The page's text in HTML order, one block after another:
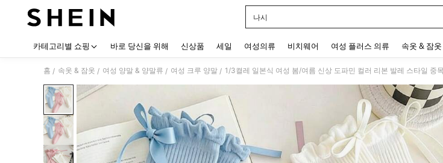
나시
카테고리별 쇼핑 바로 당신을 위해 신상품 세일 여성의류 비치웨어 여성 플러스 의류 속옷 & 잠옷
홈 / 속옷 & 잠옷 / 여성 양말 & 양말류 / 여성 크루 양말 / 1/3켤레 일본식 여성 봄/여름 신상 도파민 컬러 리본 발레 스타일 중